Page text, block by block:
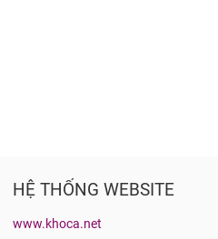
HỆ THỐNG WEBSITE
www.khoca.net